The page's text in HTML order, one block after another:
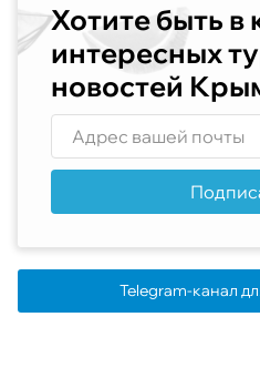
Хотите быть в
интересных
новостей
Telegram-канал